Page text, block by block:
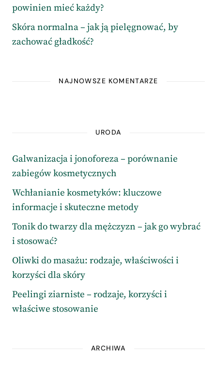
powinien mieć każdy?
Skóra normalna – jak ją pielęgnować, by
zachować gładkość?
NAJNOWSZE KOMENTARZE
URODA
Galwanizacja i jonoforeza – porównanie
zabiegów kosmetycznych
Wchłanianie kosmetyków: kluczowe
informacje i skuteczne metody
Tonik do twarzy dla mężczyzn – jak go wybrać
i stosować?
Oliwki do masażu: rodzaje, właściwości i
korzyści dla skóry
Peelingi ziarniste – rodzaje, korzyści i
właściwe stosowanie
ARCHIWA